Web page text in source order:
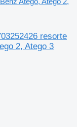
resorte
2, Atego 3